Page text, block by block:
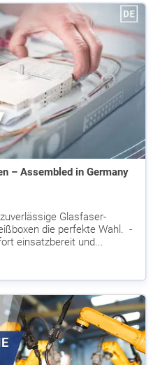
– Assembled in Germany
Glasfaser-
die perfekte Wahl. -
einsatzbereit und...